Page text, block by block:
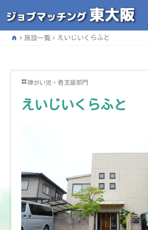
home 施設一覧 えいじいくらふと
障がい児・者支援部門
えいじいくらふと